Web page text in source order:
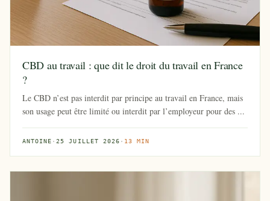
CBD au travail : que dit le droit du travail en France
?
Le CBD n’est pas interdit par principe au travail en France, mais
son usage peut être limité ou interdit par l’employeur pour des ...
ANTOINE ·25 JUILLET 2026 · 13 MIN